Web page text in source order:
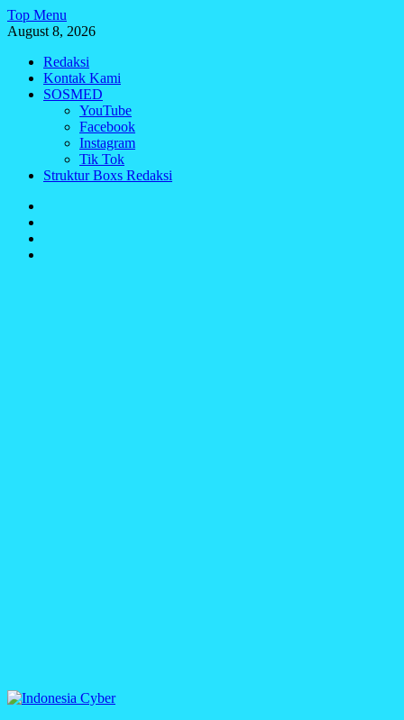
Skip
to
Top Menu
August 8, 2026
Redaksi
Kontak Kami
SOSMED
YouTube
Facebook
Instagram
Tik Tok
Struktur Boxs Redaksi